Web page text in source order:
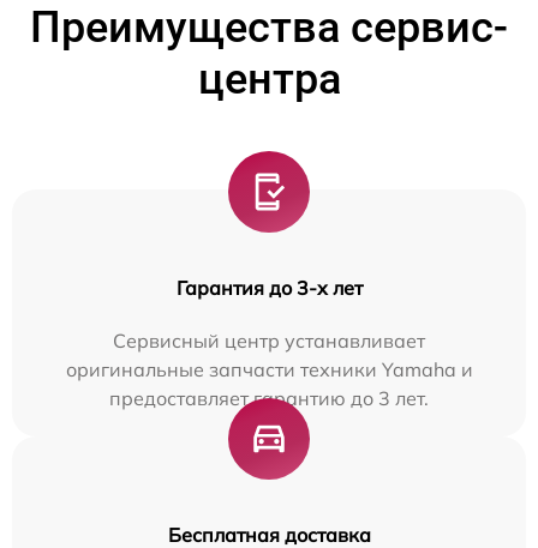
Преимущества сервис-
центра
Гарантия до 3-х лет
Сервисный центр устанавливает
оригинальные запчасти техники Yamaha и
предоставляет гарантию до 3 лет.
Бесплатная доставка